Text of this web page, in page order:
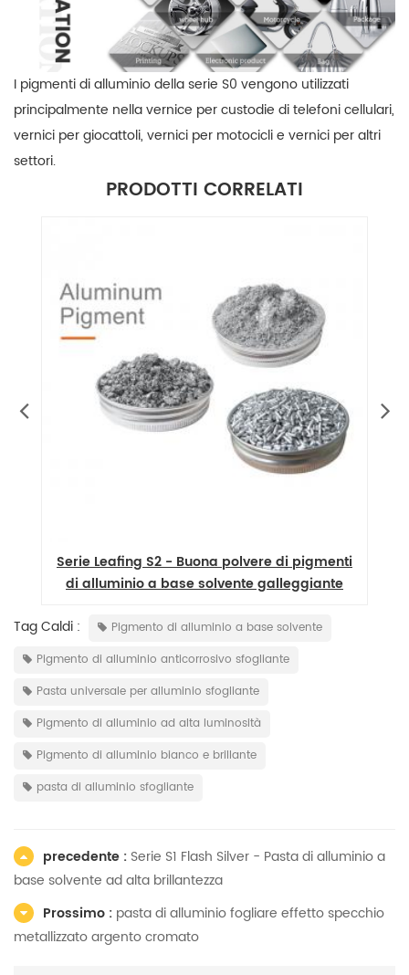
I pigmenti di alluminio della serie S0 vengono utilizzati
principalmente nella vernice per custodie di telefoni cellulari,
vernici per giocattoli, vernici per motocicli e vernici per altri
settori.
PRODOTTI CORRELATI
Serie Leafing S2 - Buona polvere di pigmenti
di alluminio a base solvente galleggiante
Tag Caldi :
Pigmento di alluminio a base solvente
Pigmento di alluminio anticorrosivo sfogliante
Pasta universale per alluminio sfogliante
Pigmento di alluminio ad alta luminosità
Pigmento di alluminio bianco e brillante
pasta di alluminio sfogliante
precedente : Serie S1 Flash Silver - Pasta di alluminio a
base solvente ad alta brillantezza
Prossimo : pasta di alluminio fogliare effetto specchio
metallizzato argento cromato